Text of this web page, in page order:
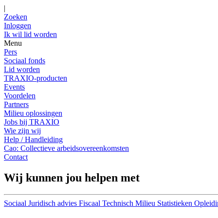
|
Zoeken
Inloggen
Ik wil lid worden
Menu
Pers
Sociaal fonds
Lid worden
TRAXIO-producten
Events
Voordelen
Partners
Milieu oplossingen
Jobs bij TRAXIO
Wie zijn wij
Help / Handleiding
Cao: Collectieve arbeidsovereenkomsten
Contact
Wij kunnen jou helpen met
Sociaal Juridisch advies Fiscaal Technisch Milieu Statistieken